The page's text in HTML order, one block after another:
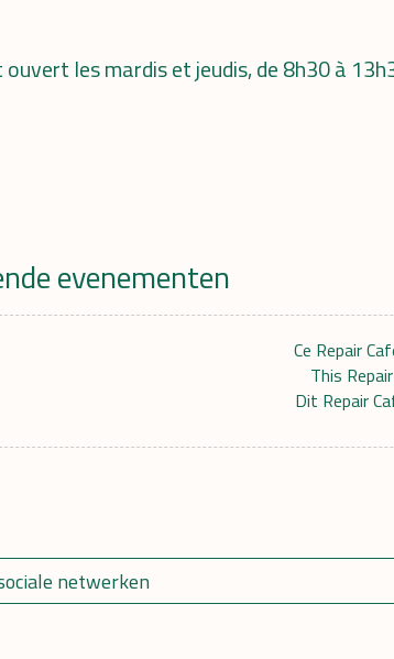
les mardis et jeudis, de 8h30 à
evenementen
Ce Repair
This
Dit Repair
netwerken